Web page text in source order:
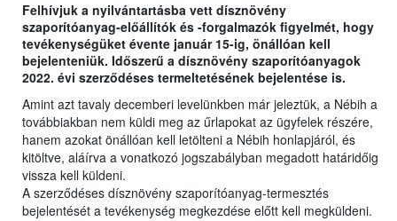
Felhívjuk a nyilvántartásba vett dísznövény
szaporítóanyag-előállítók és -forgalmazók figyelmét, hogy
tevékenységüket évente január 15-ig, önállóan kell
bejelenteniük. Időszerű a dísznövény szaporítóanyagok
2022. évi szerződéses termeltetésének bejelentése is.
Amint azt tavaly decemberi levelünkben már jeleztük, a Nébih a
továbbiakban nem küldi meg az űrlapokat az ügyfelek részére,
hanem azokat önállóan kell letölteni a Nébih honlapjáról, és
kitöltve, aláírva a vonatkozó jogszabályban megadott határidőig
vissza kell küldeni.
A szerződéses dísznövény szaporítóanyag-termesztés
bejelentését a tevékenység megkezdése előtt kell megküldeni.